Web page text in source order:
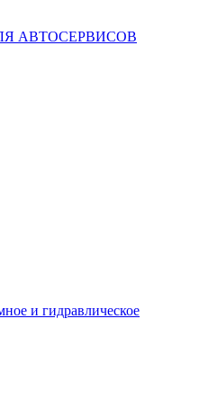
АВТОСЕРВИСОВ
и гидравлическое